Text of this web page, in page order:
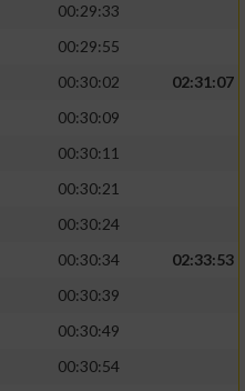
00:29:33
00:29:55
00:30:02
02:31:07
00:30:09
00:30:11
00:30:21
00:30:24
00:30:34
02:33:53
00:30:39
00:30:49
00:30:54